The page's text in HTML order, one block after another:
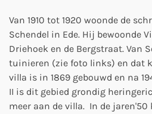
Van 1910 tot 1920 woonde de
Schendel in Ede. Hij bewoonde
Driehoek en de Bergstraat. Van
tuinieren (zie foto links) en dat
villa is in 1869 gebouwd en na
II is dit gebied grondig
meer aan de villa. In de